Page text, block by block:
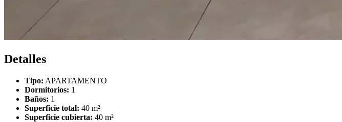
Detalles
Tipo: APARTAMENTO
Dormitorios: 1
Baños: 1
Superficie total: 40 m²
Superficie cubierta: 40 m²